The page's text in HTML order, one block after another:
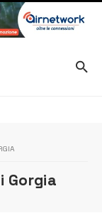
Gorgia